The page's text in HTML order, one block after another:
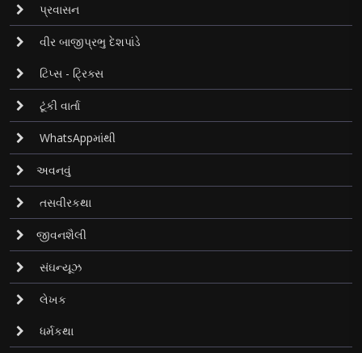
પ્રવાસન
વીર બાજીપ્રભુ દેશપાંડે
ટિપ્સ - ટ્રિક્સ
ટૂંકી વાર્તા
WhatsAppમાંથી
અવનવું
તસવીરકથા
જીવનશૈલી
સંઘન્યૂઝ
લેખક
ધર્મકથા